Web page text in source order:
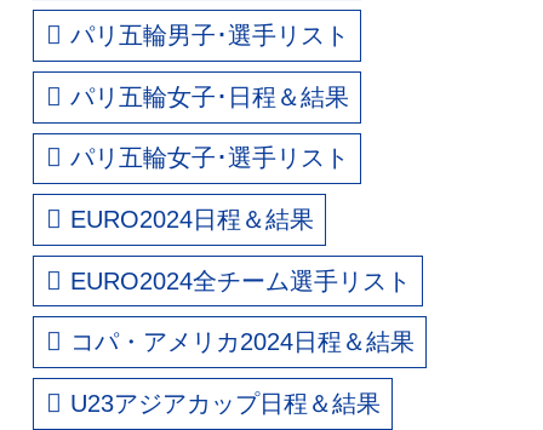
パリ五輪男子･選手リスト
パリ五輪女子･日程＆結果
パリ五輪女子･選手リスト
EURO2024日程＆結果
EURO2024全チーム選手リスト
コパ・アメリカ2024日程＆結果
U23アジアカップ日程＆結果